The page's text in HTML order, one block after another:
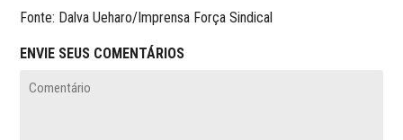
Fonte: Dalva Ueharo/Imprensa Força Sindical
ENVIE SEUS COMENTÁRIOS